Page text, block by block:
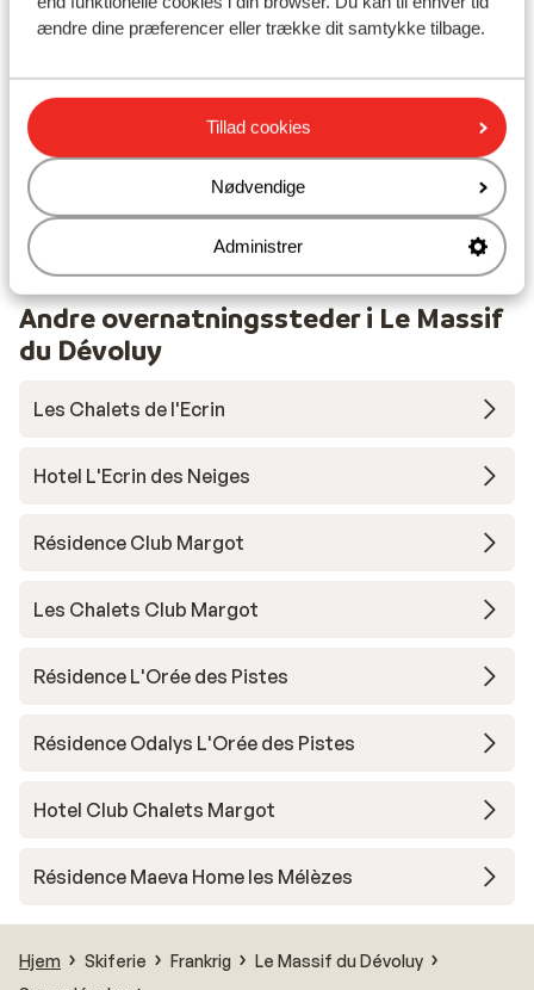
ændre dine præferencer eller trække dit samtykke tilbage.
Tillad cookies
Nødvendige
Administrer
Liftkort/skileje/undervisning
Liftkort
Undervisning
Andre overnatningssteder i Le Massif
du Dévoluy
Les Chalets de l'Ecrin
Hotel L'Ecrin des Neiges
Résidence Club Margot
Les Chalets Club Margot
Résidence L'Orée des Pistes
Résidence Odalys L'Orée des Pistes
Hotel Club Chalets Margot
Résidence Maeva Home les Mélèzes
Hjem Skiferie Frankrig
Le Massif du Dévoluy